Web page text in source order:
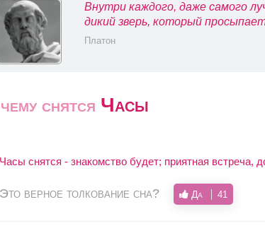
Внутри каждого, даже самого
дикий зверь, который
Платон
снятся Часы
Часы снятся - знакомство будет; приятная встреча,
Это верное толкование сна? Да 41